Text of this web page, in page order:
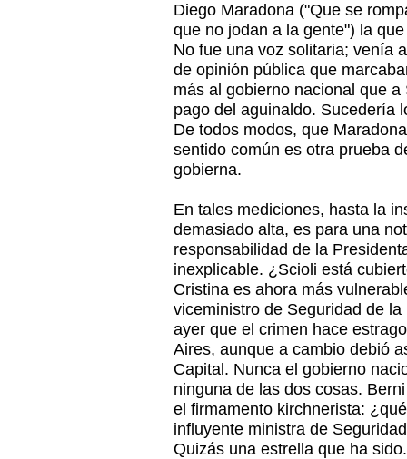
Diego Maradona ("Que se
que no jodan a la gente") la
No fue una voz solitaria; venía
de opinión pública que
más al gobierno nacional que
pago del aguinaldo. Sucedería
De todos modos, que
sentido común es otra prueba
gobierna.
En tales mediciones, hasta la
demasiado alta, es para una
responsabilidad de la
inexplicable. ¿Scioli está
Cristina es ahora más
viceministro de Seguridad de
ayer que el crimen hace
Aires, aunque a cambio debió
Capital. Nunca el gobierno
ninguna de las dos cosas.
el firmamento kirchnerista:
influyente ministra de
Quizás una estrella que ha sido.